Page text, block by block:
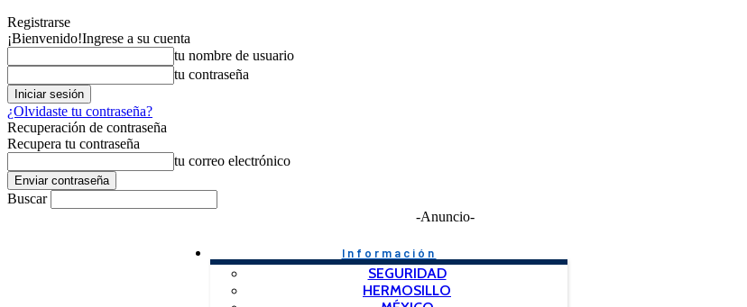
Registrarse
¡Bienvenido!Ingrese a su cuenta
tu nombre de usuario
tu contraseña
¿Olvidaste tu contraseña?
Recuperación de contraseña
Recupera tu contraseña
tu correo electrónico
Buscar
-Anuncio-
Información
SEGURIDAD
HERMOSILLO